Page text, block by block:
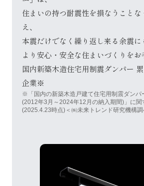
住まいの持つ耐震性を損なうこと
え、
本震だけでなく繰り返し来る余震に
より安心・安全な住まいづくりをお
国内新築木造住宅用制震ダンパー
企業※
※「国内の新築木造戸建て住宅用制震ダンパ
(2012年3月～2024年12月の納入期間)」に関
(2025.4.23時点)＜㈱未来トレンド研究機構調